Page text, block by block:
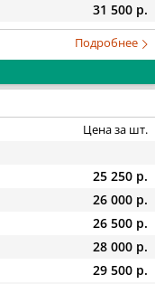
31 500 р.
Подробнее
Цена за шт.
25 250 р.
26 000 р.
26 500 р.
28 000 р.
29 500 р.